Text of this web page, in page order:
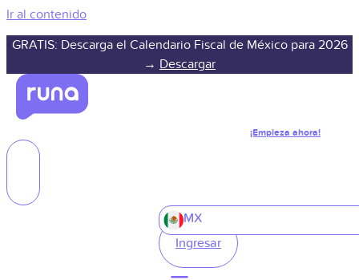
Ir al contenido
GRATIS: Descarga el Calendario Fiscal de México para 2026
→ Descargar
¡Empieza ahora!
MX
Ingresar